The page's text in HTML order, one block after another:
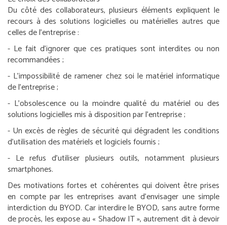
Du côté des collaborateurs, plusieurs éléments expliquent le
recours à des solutions logicielles ou matérielles autres que
celles de l’entreprise :
- Le fait d’ignorer que ces pratiques sont interdites ou non
recommandées ;
- L’impossibilité de ramener chez soi le matériel informatique
de l’entreprise ;
- L’obsolescence ou la moindre qualité du matériel ou des
solutions logicielles mis à disposition par l’entreprise ;
- Un excès de règles de sécurité qui dégradent les conditions
d’utilisation des matériels et logiciels fournis ;
- Le refus d’utiliser plusieurs outils, notamment plusieurs
smartphones.
Des motivations fortes et cohérentes qui doivent être prises
en compte par les entreprises avant d’envisager une simple
interdiction du BYOD. Car interdire le BYOD, sans autre forme
de procès, les expose au « Shadow IT », autrement dit à devoir